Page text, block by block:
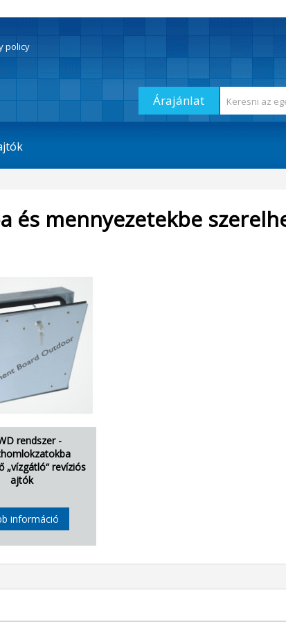
policy
Árajánlat
és mennyezetekbe
rendszer -
„vízgátló“ revíziós
ajtók
információ